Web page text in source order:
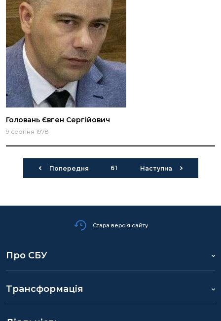
Головань Євген Сергійович
9 серпня 1978
Попередня 61 Наступна
Стара версія сайту
Про СБУ
Трансформація